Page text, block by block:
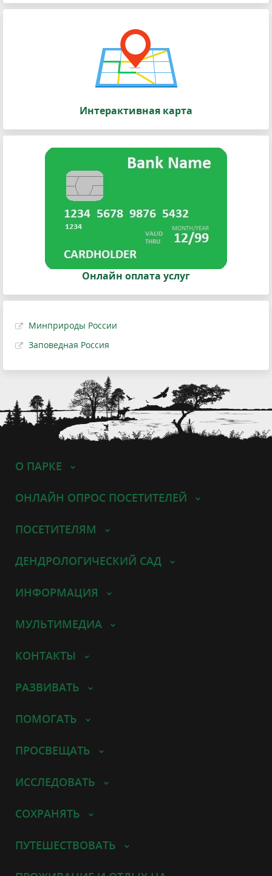
Интерактивная карта
Онлайн оплата услуг
Минприроды России
Заповедная Россия
О ПАРКЕ
ОНЛАЙН ОПРОС ПОСЕТИТЕЛЕЙ
ПОСЕТИТЕЛЯМ
ДЕНДРОЛОГИЧЕСКИЙ САД
ИНФОРМАЦИЯ
МУЛЬТИМЕДИА
КОНТАКТЫ
РАЗВИВАТЬ
ПОМОГАТЬ
ПРОСВЕЩАТЬ
ИССЛЕДОВАТЬ
СОХРАНЯТЬ
ПУТЕШЕСТВОВАТЬ